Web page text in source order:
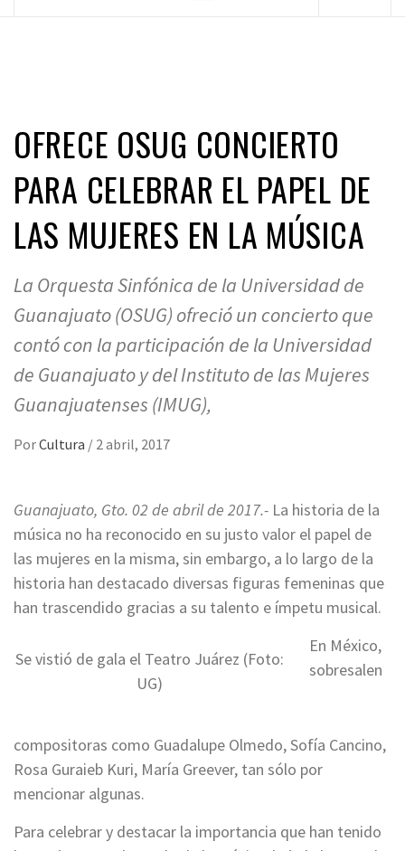
OFRECE OSUG CONCIERTO
PARA CELEBRAR EL PAPEL DE
LAS MUJERES EN LA MÚSICA
La Orquesta Sinfónica de la Universidad de
Guanajuato (OSUG) ofreció un concierto que
contó con la participación de la Universidad
de Guanajuato y del Instituto de las Mujeres
Guanajuatenses (IMUG),
PorCultura / 2 abril, 2017
Guanajuato, Gto. 02 de abril de 2017.- La historia de la
música no ha reconocido en su justo valor el papel de
las mujeres en la misma, sin embargo, a lo largo de la
historia han destacado diversas figuras femeninas que
han trascendido gracias a su talento e ímpetu musical.
Se vistió de gala el Teatro Juárez (Foto:
UG)
En México,
sobresalen
compositoras como Guadalupe Olmedo, Sofía Cancino,
Rosa Guraieb Kuri, María Greever, tan sólo por
mencionar algunas.
Para celebrar y destacar la importancia que han tenido